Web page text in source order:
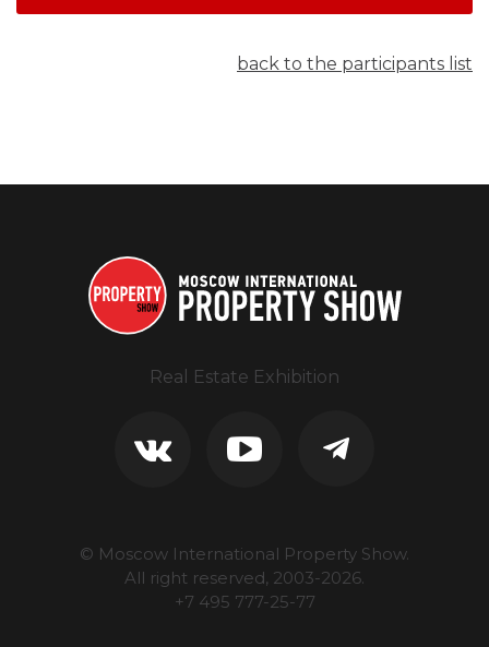
back to the participants list
Real Estate Exhibition
© Moscow International Property Show.
All right reserved, 2003-2026.
+7 495 777-25-77